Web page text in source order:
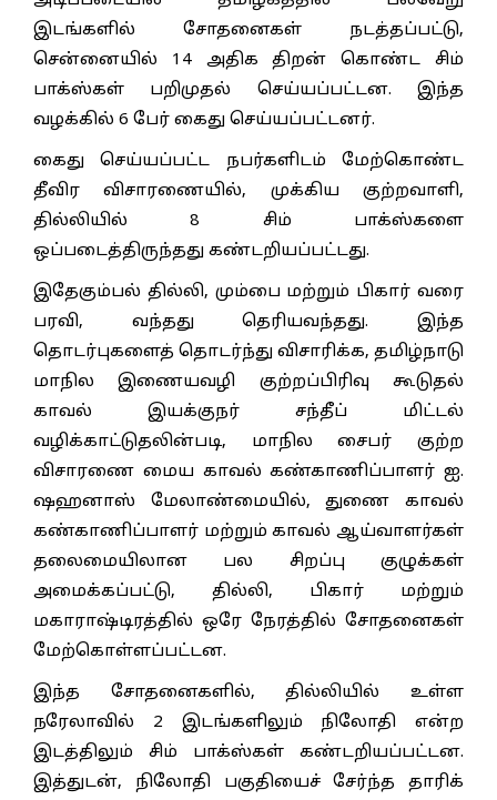
இடங்களில் சோதனைகள் நடத்தப்பட்டு,
சென்னையில் 14 அதிக திறன் கொண்ட சிம்
பாக்ஸ்கள் பறிமுதல் செய்யப்பட்டன. இந்த
வழக்கில் 6 பேர் கைது செய்யப்பட்டனர்.
கைது செய்யப்பட்ட நபர்களிடம் மேற்கொண்ட
தீவிர விசாரணையில், முக்கிய குற்றவாளி,
தில்லியில் 8 சிம் பாக்ஸ்களை
ஒப்படைத்திருந்தது கண்டறியப்பட்டது.
இதேகும்பல் தில்லி, மும்பை மற்றும் பிகார் வரை
பரவி, வந்தது தெரியவந்தது. இந்த
தொடர்புகளைத் தொடர்ந்து விசாரிக்க, தமிழ்நாடு
மாநில இணையவழி குற்றப்பிரிவு கூடுதல்
காவல் இயக்குநர் சந்தீப் மிட்டல்
வழிக்காட்டுதலின்படி, மாநில சைபர் குற்ற
விசாரணை மைய காவல் கண்காணிப்பாளர் ஐ.
ஷஹனாஸ் மேலாண்மையில், துணை காவல்
கண்காணிப்பாளர் மற்றும் காவல் ஆய்வாளர்கள்
தலைமையிலான பல சிறப்பு குழுக்கள்
அமைக்கப்பட்டு, தில்லி, பிகார் மற்றும்
மகாராஷ்டிரத்தில் ஒரே நேரத்தில் சோதனைகள்
மேற்கொள்ளப்பட்டன.
இந்த சோதனைகளில், தில்லியில் உள்ள
நரேலாவில் 2 இடங்களிலும் நிலோதி என்ற
இடத்திலும் சிம் பாக்ஸ்கள் கண்டறியப்பட்டன.
இத்துடன், நிலோதி பகுதியைச் சேர்ந்த தாரிக்